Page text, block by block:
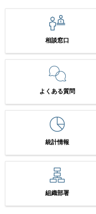
相談窓口
よくある質問
統計情報
組織部署